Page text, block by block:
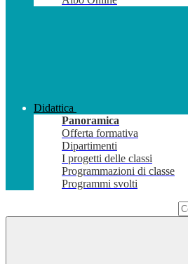
Didattica
Panoramica
Offerta formativa
Dipartimenti
I progetti delle classi
Programmazioni di classe
Programmi svolti